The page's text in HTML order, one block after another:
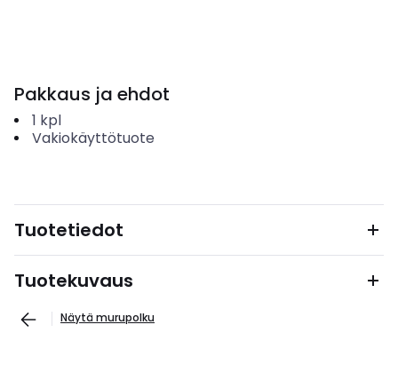
Pakkaus ja ehdot
1 kpl
Vakiokäyttötuote
Tuotetiedot
Tuotekuvaus
Näytä murupolku